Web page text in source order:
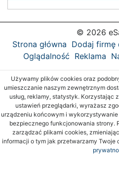
© 2026
Strona główna Dodaj firmę
Oglądalność Reklama
Używamy plików cookies oraz
umieszczanie naszym zewnętrznym
usług, reklamy, statystyk. Korzystając
ustawień przeglądarki, wyrażasz
urządzeniu końcowym i
bezpiecznego funkcjonowania strony.
zarządzać plikami cookies,
informacji o tym jak przetwarzamy Twoje